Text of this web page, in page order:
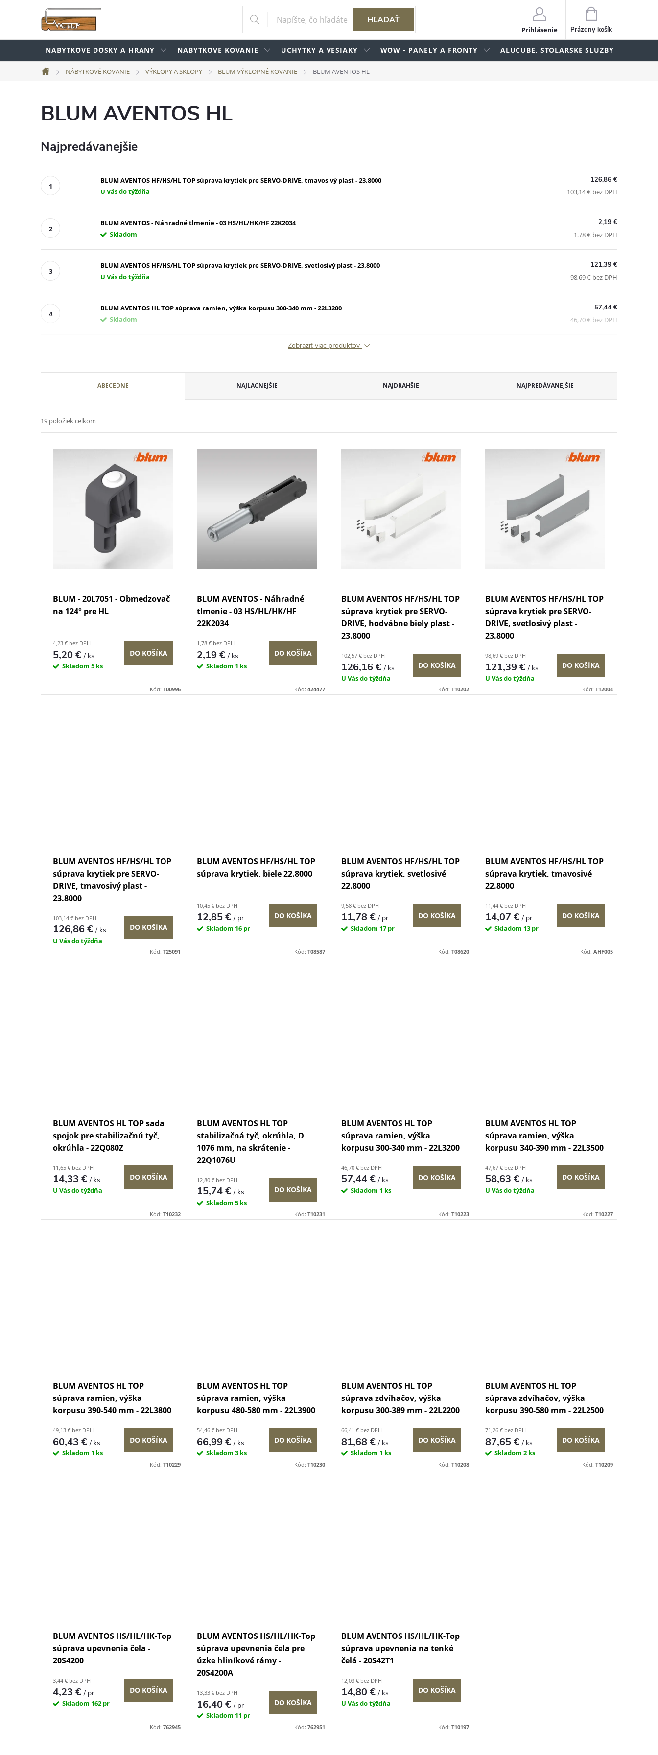
HĽADAŤ
Prihlásenie
NÁKUPNÝ
KOŠÍK
Prázdny košík
NÁBYTKOVÉ DOSKY A HRANY NÁBYTKOVÉ KOVANIE ÚCHYTKY A VEŠIAKY WOW - PANELY A FRONTY ALUCUBE, STOLÁRSKE SLUŽBY
Domov
NÁBYTKOVÉ KOVANIE VÝKLOPY A SKLOPY BLUM VÝKLOPNÉ KOVANIE BLUM AVENTOS HL
BLUM AVENTOS HL
Najpredávanejšie
BLUM AVENTOS HF/HS/HL TOP súprava krytiek pre SERVO-DRIVE, tmavosivý plast - 23.8000
U Vás do týždňa
126,86 €
103,14 € bez DPH
BLUM AVENTOS - Náhradné tlmenie - 03 HS/HL/HK/HF 22K2034
Skladom
2,19 €
1,78 € bez DPH
BLUM AVENTOS HF/HS/HL TOP súprava krytiek pre SERVO-DRIVE, svetlosivý plast - 23.8000
U Vás do týždňa
121,39 €
98,69 € bez DPH
BLUM AVENTOS HL TOP súprava ramien, výška korpusu 300-340 mm - 22L3200
Skladom
57,44 €
46,70 € bez DPH
Zobraziť viac produktov
a
d
t
ABECEDNE NAJLACNEJŠIE NAJDRAHŠIE NAJPREDÁVANEJŠIE
19 položiek celkom
V
k
BLUM - 20L7051 - Obmedzovač
na 124° pre HL
4,23 € bez DPH
5,20 €/ ks
Skladom 5 ks
DO KOŠÍKA
Kód:T00996
BLUM AVENTOS - Náhradné
tlmenie - 03 HS/HL/HK/HF
22K2034
1,78 € bez DPH
2,19 €/ ks
Skladom 1 ks
DO KOŠÍKA
Kód: 424477
BLUM AVENTOS HF/HS/HL TOP
súprava krytiek pre SERVO-
DRIVE, hodvábne biely plast -
23.8000
102,57 € bez DPH
126,16 €/ ks
U Vás do týždňa
DO KOŠÍKA
Kód: T10202
BLUM AVENTOS HF/HS/HL TOP
súprava krytiek pre SERVO-
DRIVE, svetlosivý plast -
23.8000
98,69 € bez DPH
121,39 €/ ks
U Vás do týždňa
DO KOŠÍKA
Kód: T12004
BLUM AVENTOS HF/HS/HL TOP
súprava krytiek pre SERVO-
DRIVE, tmavosivý plast -
23.8000
103,14 € bez DPH
126,86 €/ ks
U Vás do týždňa
DO KOŠÍKA
Kód:T25091
BLUM AVENTOS HF/HS/HL TOP
súprava krytiek, biele 22.8000
10,45 € bez DPH
12,85 €/ pr
Skladom 16 pr
DO KOŠÍKA
Kód: T08587
BLUM AVENTOS HF/HS/HL TOP
súprava krytiek, svetlosivé
22.8000
9,58 € bez DPH
11,78 €/ pr
Skladom 17 pr
DO KOŠÍKA
Kód: T08620
BLUM AVENTOS HF/HS/HL TOP
súprava krytiek, tmavosivé
22.8000
11,44 € bez DPH
14,07 €/ pr
Skladom 13 pr
DO KOŠÍKA
Kód: AHF005
BLUM AVENTOS HL TOP sada
spojok pre stabilizačnú tyč,
okrúhla - 22Q080Z
11,65 € bez DPH
14,33 €/ ks
U Vás do týždňa
DO KOŠÍKA
Kód:T10232
BLUM AVENTOS HL TOP
stabilizačná tyč, okrúhla, D
1076 mm, na skrátenie -
22Q1076U
12,80 € bez DPH
15,74 €/ ks
Skladom5 ks
DO KOŠÍKA
Kód: T10231
BLUM AVENTOS HL TOP
súprava ramien, výška
korpusu 300-340 mm - 22L3200
46,70 € bez DPH
57,44 €/ ks
Skladom 1 ks
DO KOŠÍKA
Kód: T10223
BLUM AVENTOS HL TOP
súprava ramien, výška
korpusu 340-390 mm - 22L3500
47,67 € bez DPH
58,63 €/ ks
U Vás do týždňa
DO KOŠÍKA
Kód: T10227
BLUM AVENTOS HL TOP
súprava ramien, výška
korpusu 390-540 mm - 22L3800
49,13 € bez DPH
60,43 €/ ks
Skladom 1 ks
DO KOŠÍKA
Kód:T10229
BLUM AVENTOS HL TOP
súprava ramien, výška
korpusu 480-580 mm - 22L3900
54,46 € bez DPH
66,99 €/ ks
Skladom3 ks
DO KOŠÍKA
Kód: T10230
BLUM AVENTOS HL TOP
súprava zdvíhačov, výška
korpusu 300-389 mm - 22L2200
66,41 € bez DPH
81,68 €/ ks
Skladom 1 ks
DO KOŠÍKA
Kód: T10208
BLUM AVENTOS HL TOP
súprava zdvíhačov, výška
korpusu 390-580 mm - 22L2500
71,26 € bez DPH
87,65 €/ ks
Skladom 2 ks
DO KOŠÍKA
Kód: T10209
BLUM AVENTOS HS/HL/HK-Top
súprava upevnenia čela -
20S4200
3,44 € bez DPH
4,23 €/ pr
Skladom 162 pr
DO KOŠÍKA
Kód:762945
BLUM AVENTOS HS/HL/HK-Top
súprava upevnenia čela pre
úzke hliníkové rámy -
20S4200A
13,33 € bez DPH
16,40 €/ pr
Skladom 11 pr
DO KOŠÍKA
Kód: 762951
BLUM AVENTOS HS/HL/HK-Top
súprava upevnenia na tenké
čelá - 20S42T1
12,03 € bez DPH
14,80 €/ ks
U Vás do týždňa
DO KOŠÍKA
Kód: T10197